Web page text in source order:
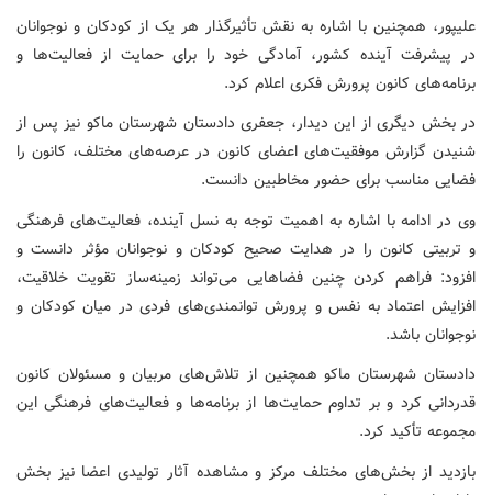
علیپور، همچنین با اشاره به نقش تأثیرگذار هر یک از کودکان و نوجوانان
در پیشرفت آینده کشور، آمادگی خود را برای حمایت از فعالیت‌ها و
برنامه‌های کانون پرورش فکری اعلام کرد.
در بخش دیگری از این دیدار، جعفری دادستان شهرستان ماکو نیز پس از
شنیدن گزارش موفقیت‌های اعضای کانون در عرصه‌های مختلف، کانون را
فضایی مناسب برای حضور مخاطبین دانست.
وی در ادامه با اشاره به اهمیت توجه به نسل آینده، فعالیت‌های فرهنگی
و تربیتی کانون را در هدایت صحیح کودکان و نوجوانان مؤثر دانست و
افزود: فراهم کردن چنین فضاهایی می‌تواند زمینه‌ساز تقویت خلاقیت،
افزایش اعتماد به نفس و پرورش توانمندی‌های فردی در میان کودکان و
نوجوانان باشد.
دادستان شهرستان ماکو همچنین از تلاش‌های مربیان و مسئولان کانون
قدردانی کرد و بر تداوم حمایت‌ها از برنامه‌ها و فعالیت‌های فرهنگی این
مجموعه تأکید کرد.
بازدید از بخش‌های مختلف مرکز و مشاهده آثار تولیدی اعضا نیز بخش